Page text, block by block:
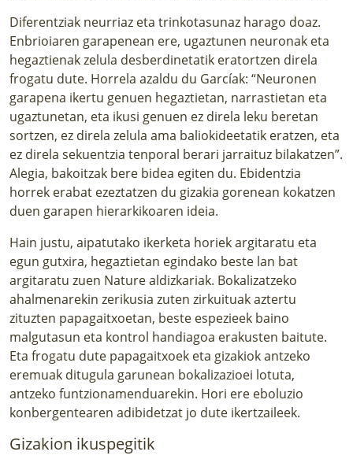
Diferentziak neurriaz eta trinkotasunaz harago doaz.
Enbrioiaren garapenean ere, ugaztunen neuronak eta
hegaztienak zelula desberdinetatik eratortzen direla
frogatu dute. Horrela azaldu du Garcíak: “Neuronen
garapena ikertu genuen hegaztietan, narrastietan eta
ugaztunetan, eta ikusi genuen ez direla leku beretan
sortzen, ez direla zelula ama baliokideetatik eratzen, eta
ez direla sekuentzia tenporal berari jarraituz bilakatzen”.
Alegia, bakoitzak bere bidea egiten du. Ebidentzia
horrek erabat ezeztatzen du gizakia gorenean kokatzen
duen garapen hierarkikoaren ideia.
Hain justu, aipatutako ikerketa horiek argitaratu eta
egun gutxira, hegaztietan egindako beste lan bat
argitaratu zuen Nature aldizkariak. Bokalizatzeko
ahalmenarekin zerikusia zuten zirkuituak aztertu
zituzten papagaitxoetan, beste espezieek baino
malgutasun eta kontrol handiagoa erakusten baitute.
Eta frogatu dute papagaitxoek eta gizakiok antzeko
eremuak ditugula garunean bokalizazioei lotuta,
antzeko funtzionamenduarekin. Hori ere eboluzio
konbergentearen adibidetzat jo dute ikertzaileek.
Gizakion ikuspegitik